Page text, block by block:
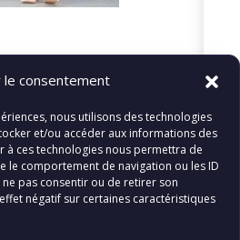
le consentement
nous utilisons des technologies
et/ou accéder aux informations des
à ces technologies nous permettra de
le comportement de navigation ou les ID
pas consentir ou de retirer son
négatif sur certaines caractéristiques
SARL